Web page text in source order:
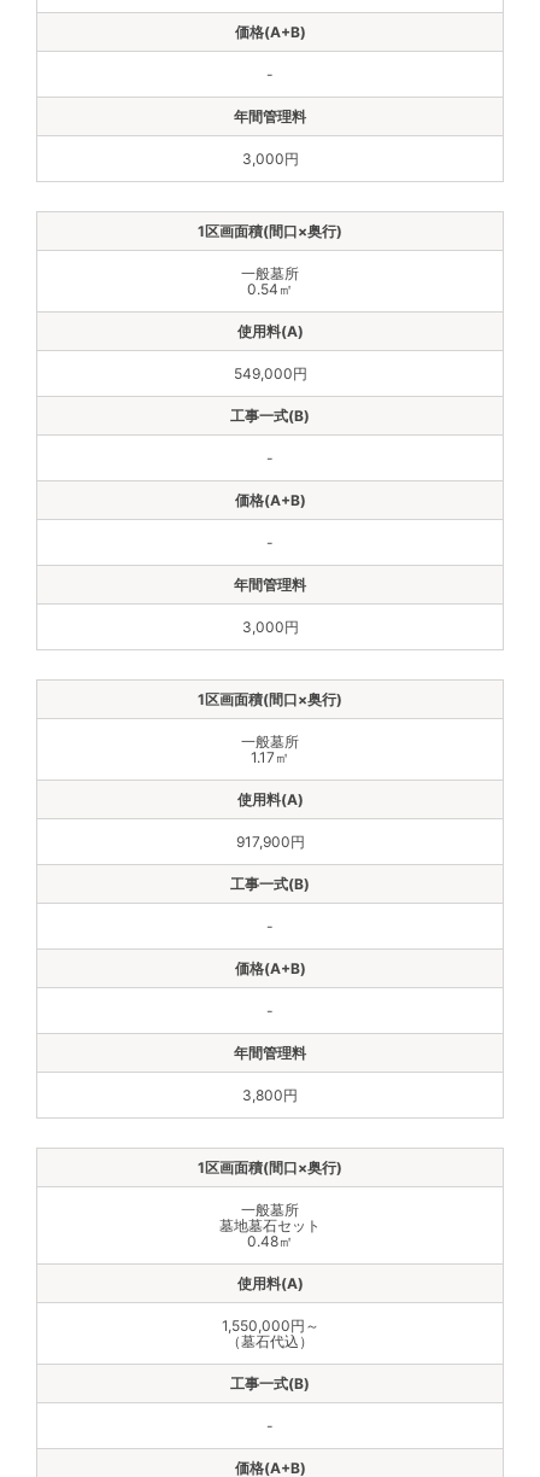
-
3,000円
一般墓所
0.54㎡
549,000円
-
-
3,000円
一般墓所
1.17㎡
917,900円
-
-
3,800円
一般墓所
墓地墓石セット
0.48㎡
1,550,000円～
（墓石代込）
-